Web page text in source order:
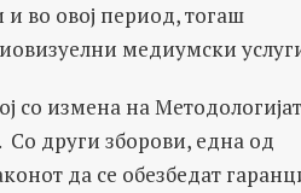
и во овој период, тогаш
медиумски
со измена на
други зборови, една од
да се обезбедат